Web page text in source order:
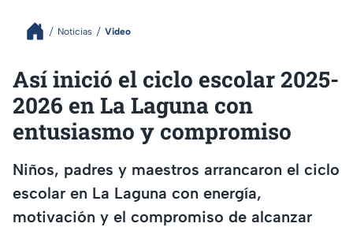
Noticias Video
Así inició el ciclo escolar 2025-
2026 en La Laguna con
entusiasmo y compromiso
Niños, padres y maestros arrancaron el ciclo
escolar en La Laguna con energía,
motivación y el compromiso de alcanzar